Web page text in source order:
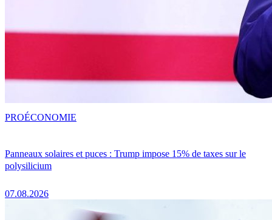
Panneaux solaires et puces : Trump impose 15% de taxes sur le
polysilicium
07.08.2026
PROÉCONOMIE